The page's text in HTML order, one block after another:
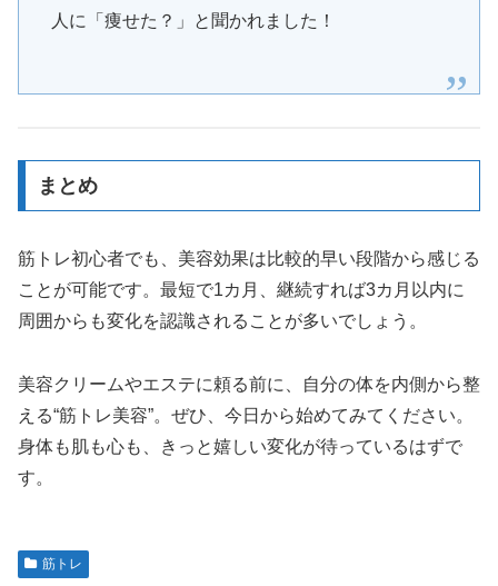
人に「痩せた？」と聞かれました！
まとめ
筋トレ初心者でも、美容効果は比較的早い段階から感じる
ことが可能です。最短で1カ月、継続すれば3カ月以内に
周囲からも変化を認識されることが多いでしょう。
美容クリームやエステに頼る前に、自分の体を内側から整
える“筋トレ美容”。ぜひ、今日から始めてみてください。
身体も肌も心も、きっと嬉しい変化が待っているはずで
す。
筋トレ